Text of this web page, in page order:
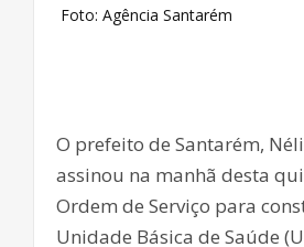
Foto: Agência Santarém
O prefeito de Santarém,
assinou na manhã desta
Ordem de Serviço para
Unidade Básica de Saúde